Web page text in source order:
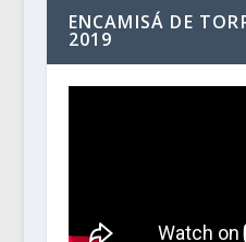
ENCAMISÁ DE
2019